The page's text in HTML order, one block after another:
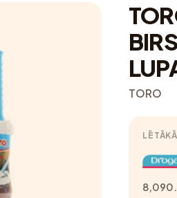
TORO